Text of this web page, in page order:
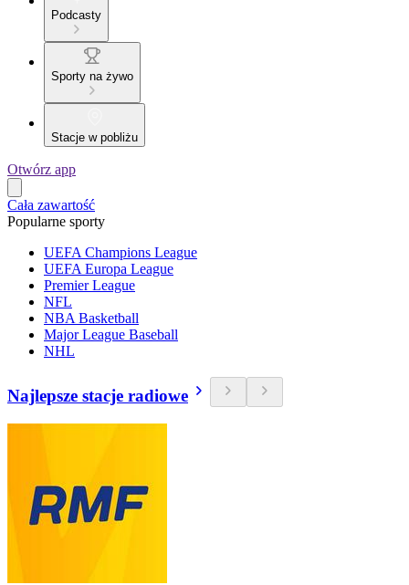
Podcasty
Sporty na żywo
Stacje w pobliżu
Otwórz app
Cała zawartość
Popularne sporty
UEFA Champions League
UEFA Europa League
Premier League
NFL
NBA Basketball
Major League Baseball
NHL
Najlepsze stacje radiowe